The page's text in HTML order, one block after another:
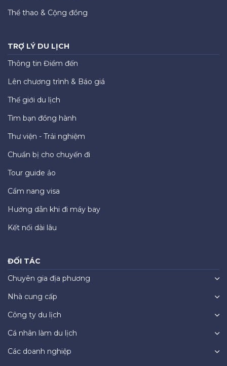
Thể thao & Cộng đồng
TRỢ LÝ DU LỊCH
Thông tin Điểm đến
Lên chương trình & Báo giá
Thế giới du lịch
Tìm bạn đồng hành
Thư viện - Trải nghiệm
Chuẩn bị cho chuyến đi
Tour guide ảo
Cẩm nang visa
Hướng dẫn khi đi máy bay
Kết nối dài lâu
ĐỐI TÁC
Chuyên gia địa phương
Nhà cung cấp
Công ty du lịch
Cá nhân làm du lịch
Các doanh nghiệp